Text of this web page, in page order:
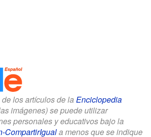
los artículos de la Enciclopedia
imágenes) se puede utilizar
personales y educativos bajo la
CompartirIguala menos que se indique